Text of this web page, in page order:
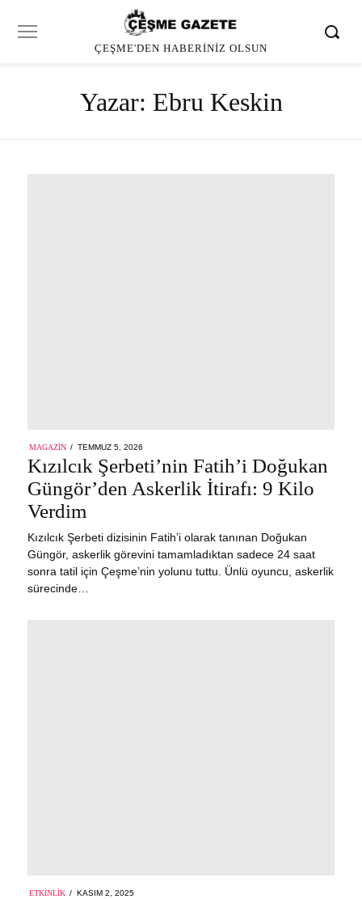
ÇEŞME'DEN HABERINIZ OLSUN
Yazar: Ebru Keskin
MAGAZIN
POSTED
ON
TEMMUZ 5, 2026
Kızılcık Şerbeti’nin Fatih’i Doğukan
Güngör’den Askerlik İtirafı: 9 Kilo
Verdim
Kızılcık Şerbeti dizisinin Fatih’i olarak tanınan Doğukan
Güngör, askerlik görevini tamamladıktan sadece 24 saat
sonra tatil için Çeşme’nin yolunu tuttu. Ünlü oyuncu, askerlik
sürecinde…
ETKINLIK
POSTED
KASIM 2, 2025